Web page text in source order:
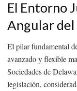
El Entorno
Angular
El pilar fundamental
avanzado y flexible
Sociedades de
legislación,